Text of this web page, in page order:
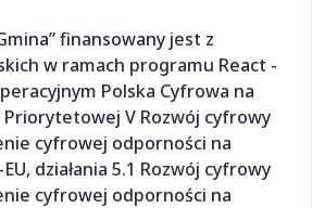
finansowany jest z
w ramach programu React -
Polska Cyfrowa na
Priorytetowej V Rozwój cyfrowy
cyfrowej odporności na
działania 5.1 Rozwój cyfrowy
cyfrowej odporności na